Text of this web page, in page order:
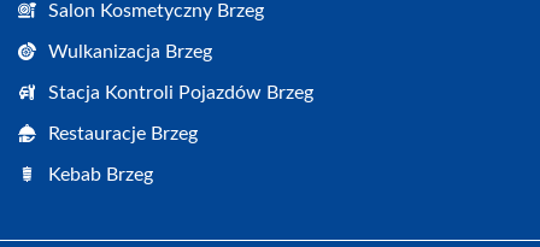
Salon Kosmetyczny Brzeg
Wulkanizacja Brzeg
Stacja Kontroli Pojazdów Brzeg
Restauracje Brzeg
Kebab Brzeg